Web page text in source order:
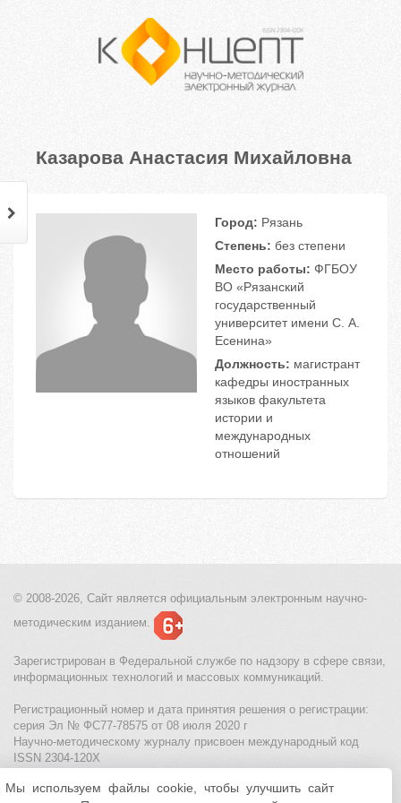
Казарова Анастасия Михайловна
Город: Рязань
Степень: без степени
Место работы: ФГБОУ
ВО «Рязанский
государственный
университет имени С. А.
Есенина»
Должность: магистрант
кафедры иностранных
языков факультета
истории и
международных
отношений
© 2008-2026, Сайт является официальным электронным научно-
методическим изданием.
Зарегистрирован в Федеральной службе по надзору в сфере связи,
информационных технологий и массовых коммуникаций.
Регистрационный номер и дата принятия решения о регистрации:
серия Эл № ФС77-78575 от 08 июля 2020 г
Научно-методическому журналу присвоен международный код
ISSN 2304-120X
МЦИТО|Школьные олимпиады и онлайн конкурсы для детей
Мы используем файлы cookie, чтобы улучшить сайт